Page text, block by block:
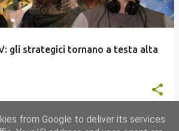
gli strategici tornano a testa alta
from Google to deliver its services